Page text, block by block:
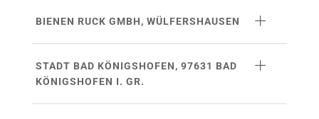
BIENEN RUCK GMBH, WÜLFERSHAUSEN
STADT BAD KÖNIGSHOFEN, 97631 BAD
KÖNIGSHOFEN I. GR.